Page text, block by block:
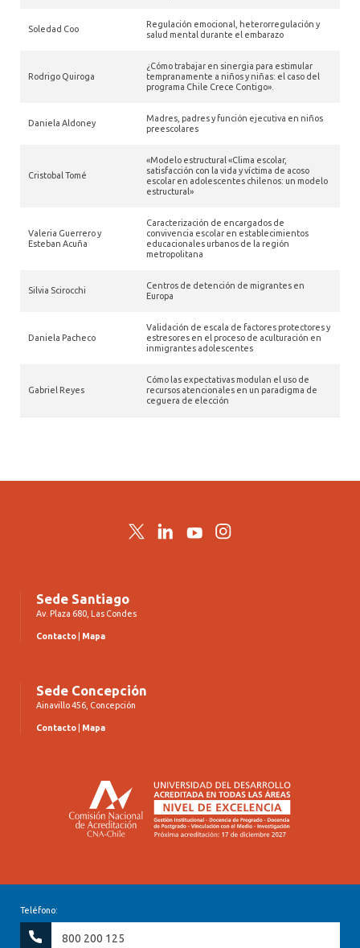
Soledad Coo
Regulación emocional, heterorregulación y
salud mental durante el embarazo
Rodrigo Quiroga
¿Cómo trabajar en sinergia para estimular
tempranamente a niños y niñas: el caso del
programa Chile Crece Contigo».
Daniela Aldoney
Madres, padres y función ejecutiva en niños
preescolares
Cristobal Tomé
«Modelo estructural «Clima escolar,
satisfacción con la vida y víctima de acoso
escolar en adolescentes chilenos: un modelo
estructural»
Valeria Guerrero y
Esteban Acuña
Caracterización de encargados de
convivencia escolar en establecimientos
educacionales urbanos de la región
metropolitana
Silvia Scirocchi
Centros de detención de migrantes en
Europa
Daniela Pacheco
Validación de escala de factores protectores y
estresores en el proceso de aculturación en
inmigrantes adolescentes
Gabriel Reyes
Cómo las expectativas modulan el uso de
recursos atencionales en un paradigma de
ceguera de elección
TwitterLinkedInYouTubeInstagram
Sede Santiago
Av. Plaza 680, Las Condes
Contacto Mapa
Sede Concepción
Ainavillo 456, Concepción
Contacto Mapa
Teléfono:
800 200 125